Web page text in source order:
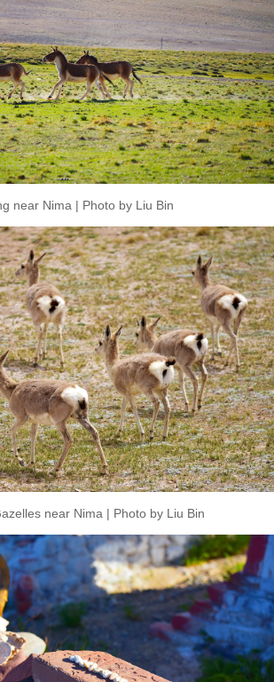
near Nima | Photo by Liu Bin
near Nima | Photo by Liu Bin